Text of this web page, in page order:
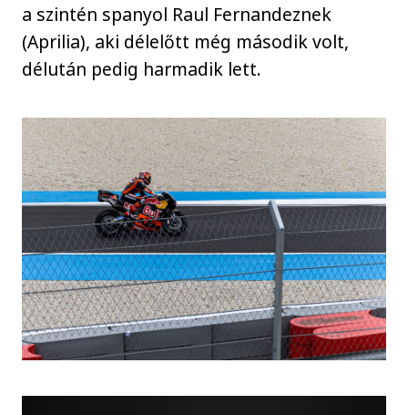
a szintén spanyol Raul Fernandeznek
(Aprilia), aki délelőtt még második volt,
délután pedig harmadik lett.